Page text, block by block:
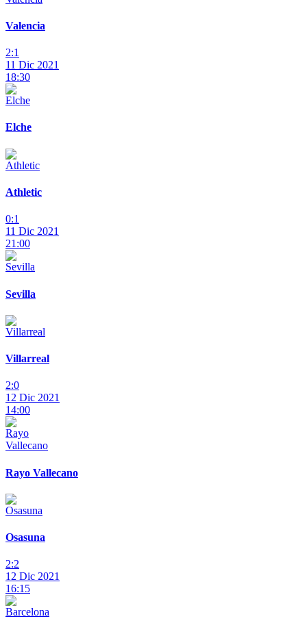
Valencia
2:1
11 Dic 2021
18:30
Elche
Athletic
0:1
11 Dic 2021
21:00
Sevilla
Villarreal
2:0
12 Dic 2021
14:00
Rayo Vallecano
Osasuna
2:2
12 Dic 2021
16:15